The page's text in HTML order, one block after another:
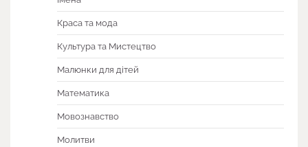
Краса та мода
Культура та Мистецтво
Малюнки для дітей
Математика
Мовознавство
Молитви